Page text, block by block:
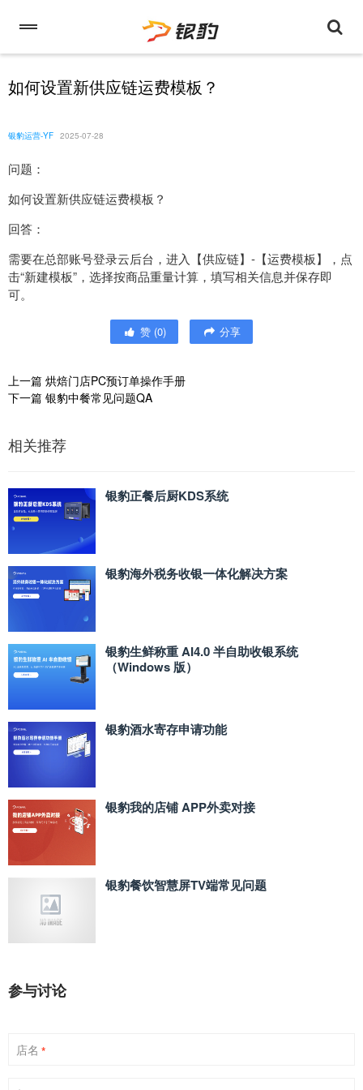
如何设置新供应链运费模板？
银豹运营-YF 2025-07-28
问题：
如何设置新供应链运费模板？
回答：
需要在总部账号登录云后台，进入【供应链】-【运费模板】，点
击“新建模板”，选择按商品重量计算，填写相关信息并保存即
可。
赞 (0) 分享
上一篇 烘焙门店PC预订单操作手册
下一篇 银豹中餐常见问题QA
相关推荐
银豹正餐后厨KDS系统
银豹海外税务收银一体化解决方案
银豹生鲜称重 AI4.0 半自助收银系统
（Windows 版）
银豹酒水寄存申请功能
银豹我的店铺 APP外卖对接
银豹餐饮智慧屏TV端常见问题
参与讨论
店名 *